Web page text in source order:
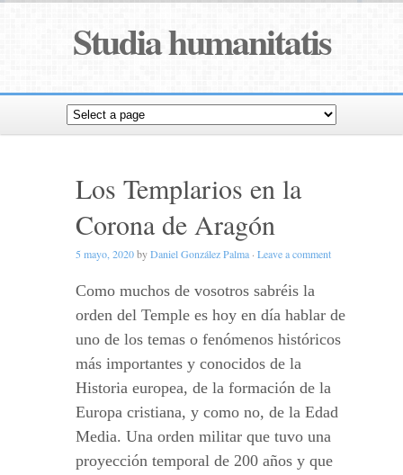
Studia humanitatis
Los Templarios en la
Corona de Aragón
5 mayo, 2020byDaniel González Palma · Leave a comment
Como muchos de vosotros sabréis la
orden del Temple es hoy en día hablar de
uno de los temas o fenómenos históricos
más importantes y conocidos de la
Historia europea, de la formación de la
Europa cristiana, y como no, de la Edad
Media. Una orden militar que tuvo una
proyección temporal de 200 años y que